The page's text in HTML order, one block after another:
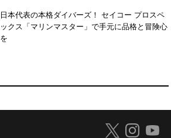
日本代表の本格ダイバーズ！ セイコー プロスペ
ックス「マリンマスター」で手元に品格と冒険心
を